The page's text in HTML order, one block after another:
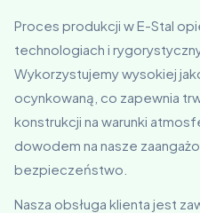
Proces produkcji w E-Stal
technologiach i
Wykorzystujemy wysokiej
ocynkowaną, co zapewnia
konstrukcji na warunki
dowodem na nasze
bezpieczeństwo.
Nasza obsługa klienta jest